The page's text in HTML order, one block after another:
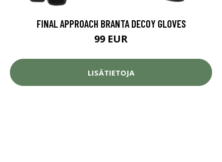
FINAL APPROACH BRANTA DECOY GLOVES
99 EUR
LISÄTIETOJA